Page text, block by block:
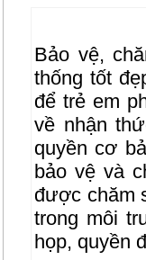
Bảo vệ,
thống tốt
để trẻ em
về nhận
quyền cơ
bảo vệ và
được chăm
trong môi
họp, quyền